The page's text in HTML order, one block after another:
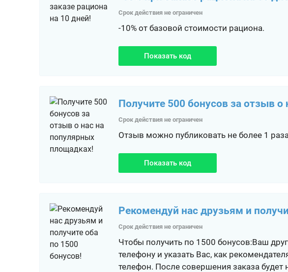
Срок действия не ограничен
-10% от базовой стоимости рациона.
Показать код
Получите 500 бонусов за отзыв
Срок действия не ограничен
Отзыв можно публиковать не более 1
Показать код
Рекомендуй нас друзьям и
Срок действия не ограничен
Чтобы получить по 1500 бонусов:Ваш
телефону и указать Вас, как
телефон. После совершения заказа